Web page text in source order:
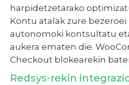
harpidetzetarako
Kontu atalak zure
autonomoki kontsultatu
aukera ematen die.
Checkout blokearekin
Redsys-rekin